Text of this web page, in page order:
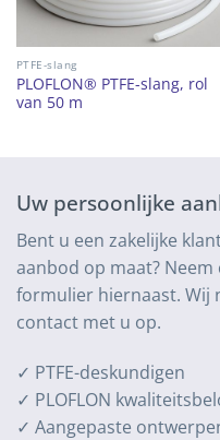
PTFE-slang
PLOFLON® PTFE-slang, rol
van 50 m
Uw persoonlijke
Bent u een zakelijke
aanbod op maat?
formulier hiernaast. Wij
contact met u op.
✓ PTFE-deskundigen
✓ PLOFLON
✓ Aangepaste